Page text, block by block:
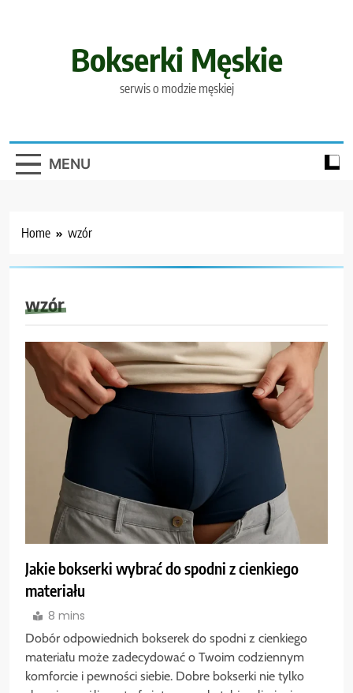
Bokserki Męskie
serwis o modzie męskiej
MENU
Home wzór
wzór
Jakie bokserki wybrać do spodni z cienkiego
materiału
8 mins
Dobór odpowiednich bokserek do spodni z cienkiego
materiału może zadecydować o Twoim codziennym
komforcie i pewności siebie. Dobre bokserki nie tylko